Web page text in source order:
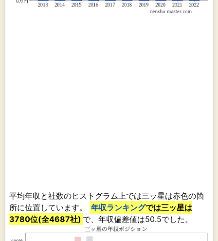
平均年収と社数のヒストグラム上では三ッ星は赤色の箇
所に位置しています。
年収ランキングでは三ッ星は
3780位(全4687社) で、年収偏差値は50.5でした。